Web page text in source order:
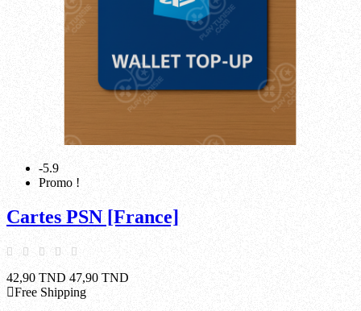
-5.9
Promo !
Cartes PSN [France]
42,90 TND 47,90 TND
Free Shipping